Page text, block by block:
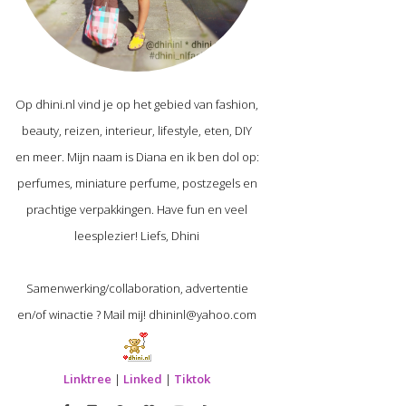
Op dhini.nl vind je op het gebied van fashion,
beauty, reizen, interieur, lifestyle, eten, DIY
en meer. Mijn naam is Diana en ik ben dol op:
perfumes, miniature perfume, postzegels en
prachtige verpakkingen. Have fun en veel
leesplezier! Liefs, Dhini
Samenwerking/collaboration, advertentie
en/of winactie ? Mail mij! dhininl@yahoo.com
Linktree | Linked | Tiktok